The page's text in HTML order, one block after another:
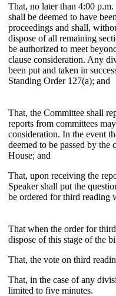
That, no later than 4:00
shall be deemed to have
proceedings and shall,
dispose of all remaining
be authorized to meet
clause consideration. Any
been put and taken in
Standing Order 127(a); and
That, the Committee shall
reports from committees
consideration. In the event
deemed to be passed by the
House; and
That, upon receiving the
Speaker shall put the
be ordered for third reading
That when the order for
dispose of this stage of the
That, the vote on third
That, in the case of any
limited to five minutes.